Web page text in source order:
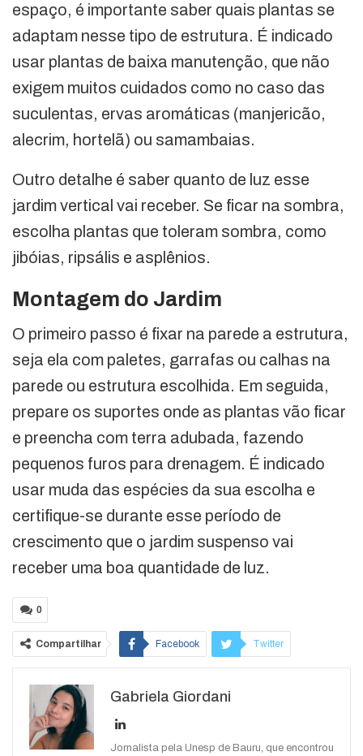
espaço, é importante saber quais plantas se
adaptam nesse tipo de estrutura. É indicado
usar plantas de baixa manutenção, que não
exigem muitos cuidados como no caso das
suculentas, ervas aromáticas (manjericão,
alecrim, hortelã) ou samambaias.
Outro detalhe é saber quanto de luz esse
jardim vertical vai receber. Se ficar na sombra,
escolha plantas que toleram sombra, como
jibóias, ripsális e asplênios.
Montagem do Jardim
O primeiro passo é fixar na parede a estrutura,
seja ela com paletes, garrafas ou calhas na
parede ou estrutura escolhida. Em seguida,
prepare os suportes onde as plantas vão ficar
e preencha com terra adubada, fazendo
pequenos furos para drenagem. É indicado
usar muda das espécies da sua escolha e
certifique-se durante esse período de
crescimento que o jardim suspenso vai
receber uma boa quantidade de luz.
0
Compartilhar Facebook Twitter
WhatsApp
Gabriela Giordani
Jornalista pela Unesp de Bauru, que encontrou